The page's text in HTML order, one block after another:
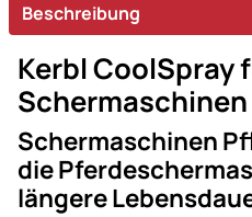
Beschreibung
Kerbl CoolSpray
Schermaschinen
die
längere